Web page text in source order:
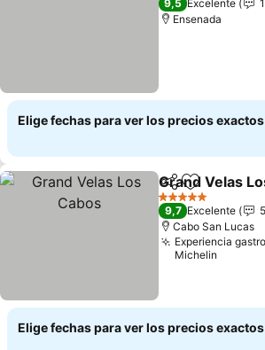
9,5 Excelente
Ensenada
Elige fechas para ver los precios exactos
CompartirAgregar a
Grand Velas
5 Estrellas
9,7 Excelente
Cabo San Lucas
Experiencia
Michelin
Elige fechas para ver los precios exactos